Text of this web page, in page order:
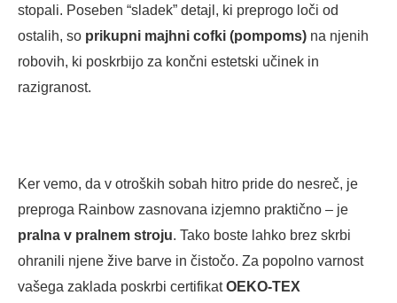
stopali. Poseben “sladek” detajl, ki preprogo loči od
ostalih, so prikupni majhni cofki (pompoms) na njenih
robovih, ki poskrbijo za končni estetski učinek in
razigranost.
Ker vemo, da v otroških sobah hitro pride do nesreč, je
preproga Rainbow zasnovana izjemno praktično – je
pralna v pralnem stroju. Tako boste lahko brez skrbi
ohranili njene žive barve in čistočo. Za popolno varnost
vašega zaklada poskrbi certifikatOEKO-TEX